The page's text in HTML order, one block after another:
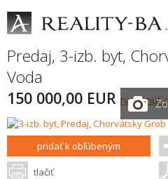
Predaj, 3-izb. byt,
Voda
150 000,00 EUR navrhnúť
pridať k obľúbeným
tlačiť